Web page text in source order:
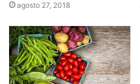
agosto 27, 2018